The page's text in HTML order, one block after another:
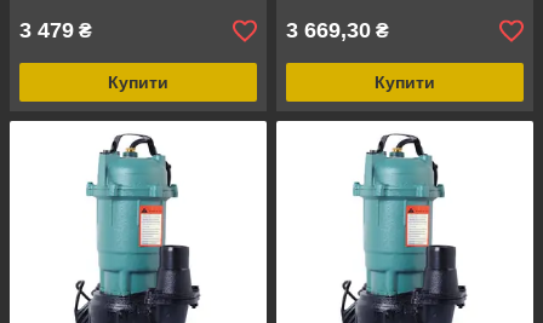
3 479 ₴
Купити
3 669,30 ₴
Купити